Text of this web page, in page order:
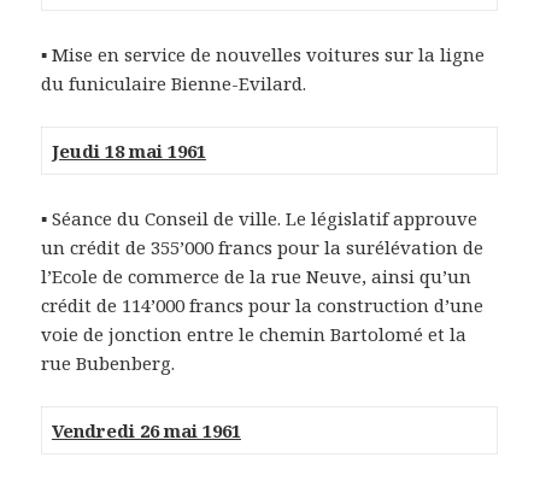
▪ Mise en service de nouvelles voitures sur la ligne
du funiculaire Bienne-Evilard.
Jeudi 18 mai 1961
▪ Séance du Conseil de ville. Le législatif approuve
un crédit de 355’000 francs pour la surélévation de
l’Ecole de commerce de la rue Neuve, ainsi qu’un
crédit de 114’000 francs pour la construction d’une
voie de jonction entre le chemin Bartolomé et la
rue Bubenberg.
Vendredi 26 mai 1961